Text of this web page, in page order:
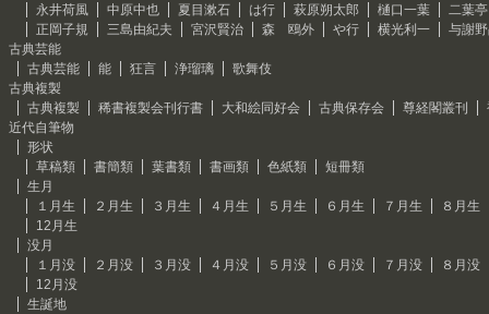
永井荷風
中原中也 夏目漱石 は行 萩原朔太郎 樋口一葉
二葉
正岡子規
三島由紀夫 宮沢賢治 森 鴎外 や行 横光利一
与謝
古典芸能
古典芸能
能 狂言 浄瑠璃
歌舞伎
古典複製
古典複製
稀書複製会刊行書 大和絵同好会 古典保存会 尊経閣叢刊
近代自筆物
形状
草稿類
書簡類 葉書類 書画類 色紙類
短冊類
生月
１月生
２月生 ３月生 ４月生 ５月生 ６月生 ７月生
８月生
12月生
没月
１月没
２月没 ３月没 ４月没 ５月没 ６月没 ７月没
８月没
12月没
生誕地